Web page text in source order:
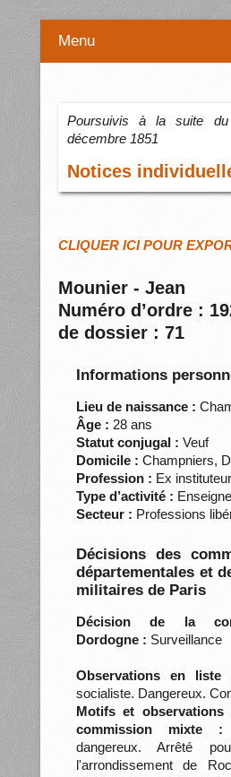
Menu
Poursuivis à la suite du
décembre 1851
Notices
CLIQUER ICI POUR
Mounier - Jean
Numéro d’ordre :
de dossier : 71
Informations
Lieu de naissance :
Âge : 28 ans
Statut conjugal : Veuf
Domicile : Champniers,
Profession : Ex instituteur
Type d’activité :
Secteur : Professions
Décisions des
départementales et
militaires de Paris
Décision de la
Dordogne : Surveillance
Observations en liste
socialiste. Dangereux.
Motifs et observations
commission mixte :
dangereux. Arrêté
l'arrondissement de